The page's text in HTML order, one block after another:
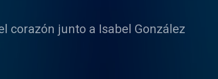
corazón junto a Isabel González